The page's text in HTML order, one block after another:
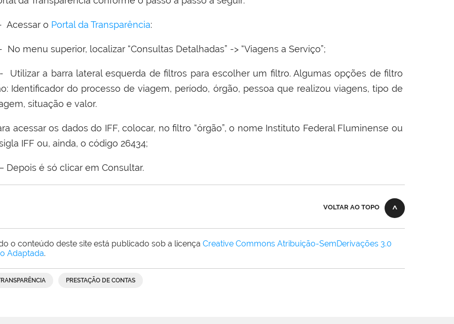
Acessar o Portal da Transparência:
No menu superior, localizar “Consultas Detalhadas” -> “Viagens a Serviço”;
Utilizar a barra lateral esquerda de filtros para escolher um filtro. Algumas opções de filtro
Identificador do processo de viagem, período, órgão, pessoa que realizou viagens, tipo de
situação e valor.
acessar os dados do IFF, colocar, no filtro “órgão”, o nome Instituto Federal Fluminense ou
IFF ou, ainda, o código 26434;
Depois é só clicar em Consultar.
VOLTAR AO TOPO
o conteúdo deste site está publicado sob a licença Creative Commons Atribuição-SemDerivações 3.0
Adaptada.
PRESTAÇÃO DE CONTAS